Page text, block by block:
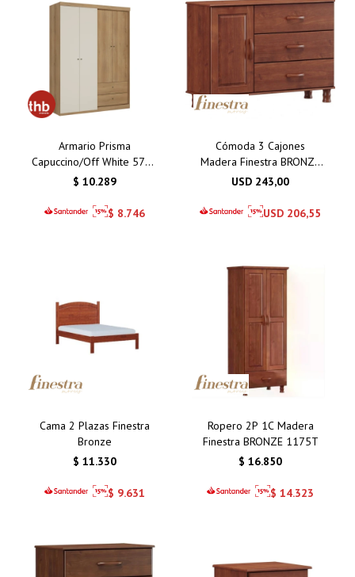
Armario Prisma
Capuccino/Off White 5781
4 Puertas / 2 Cajones
$ 10.289
$ 8.746
Cómoda 3 Cajones
Madera Finestra BRONZE
1162T
USD 243,00
USD 206,55
Cama 2 Plazas Finestra
Bronze
$ 11.330
$ 9.631
Ropero 2P 1C Madera
Finestra BRONZE 1175T
$ 16.850
$ 14.323